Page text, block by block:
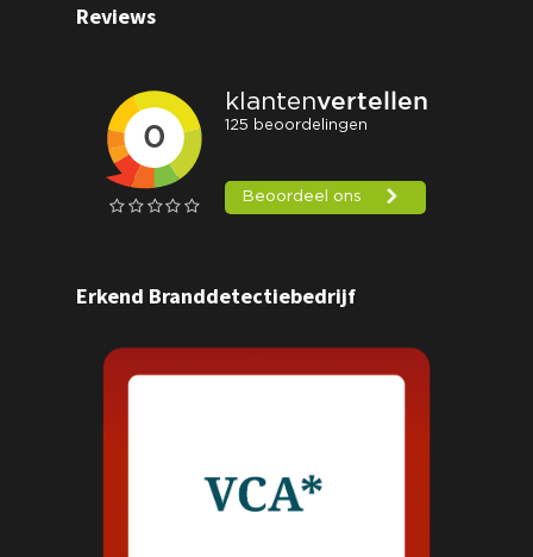
Reviews
Erkend Branddetectiebedrijf